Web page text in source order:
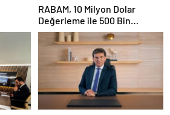
RABAM, 10 Milyon Dolar
Değerleme ile 500 Bin
Dolarlık Yatırım Aldı